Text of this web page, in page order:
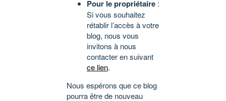
Pour le propriétaire :
Si vous souhaitez
rétablir l’accès à votre
blog, nous vous
invitons à nous
contacter en suivant
ce lien.
Nous espérons que ce blog
pourra être de nouveau